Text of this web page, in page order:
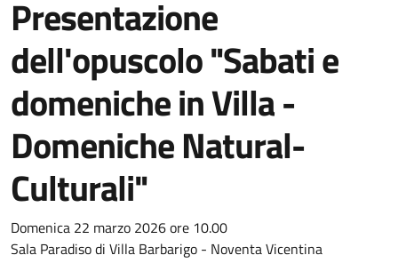
Presentazione
dell'opuscolo "Sabati e
domeniche in Villa -
Domeniche Natural-
Culturali"
Domenica 22 marzo 2026 ore 10.00
Sala Paradiso di Villa Barbarigo - Noventa Vicentina